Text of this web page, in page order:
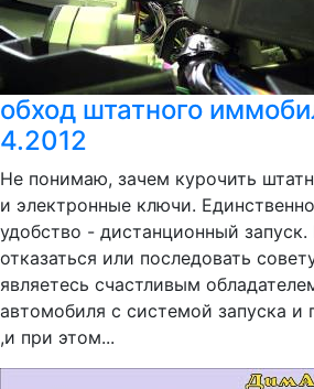
обход штатного
4.2012
Не понимаю, зачем курочить
и электронные ключи.
удобство - дистанционный
отказаться или последовать
являетесь счастливым
автомобиля с системой запуска и
,и при этом...